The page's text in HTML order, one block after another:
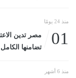
منذ 24 يومًا
01
مصر تدين
تضامنها
منذ 6 أشهر